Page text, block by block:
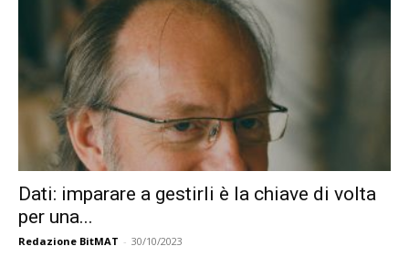
Dati: imparare a gestirli è la chiave di volta
per una...
Redazione BitMAT - 30/10/2023